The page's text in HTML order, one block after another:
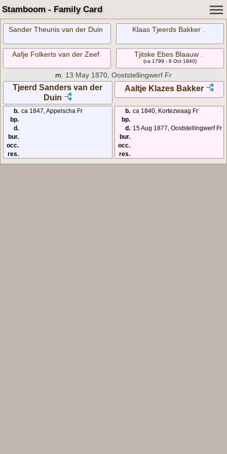
Stamboom - Family Card
Sander Theunis van der Duin Klaas Tjeerds Bakker .
Aafje Folkerts van der Zeef Tjitske Ebes Blaauw .
(ca 1799 - 8 Oct 1840)
m. 13 May 1870, Ooststellingwerf Fr
Tjeerd Sanders van der
Duin
Aaltje Klazes Bakker
b. ca 1847, Appelscha Fr
bp.
d.
bur.
occ.
res.
b. ca 1840, Kortezwaag Fr
bp.
d. 15 Aug 1877, Ooststellingwerf Fr
bur.
occ.
res.